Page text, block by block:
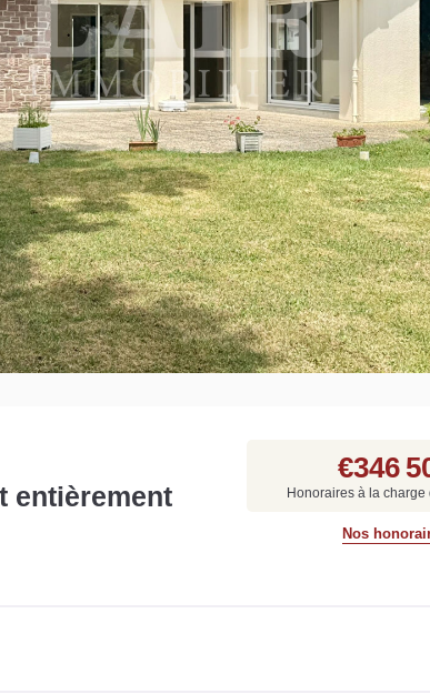
entièrement
€346
Honoraires à la charge
Nos